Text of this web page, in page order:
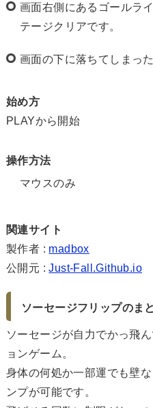
画面右側にあるゴールラ
テージクリアです。
画面の下に落ちてしまっ
始め方
PLAYから開始
操作方法
マウスのみ
関連サイト
製作者 : madbox
公開元 :Just-Fall.Github.io
ソーセージフリップのま
ソーセージが自力でかっ飛
ョンゲーム。
身体の何処か一部運でも壁
ンプが可能です。